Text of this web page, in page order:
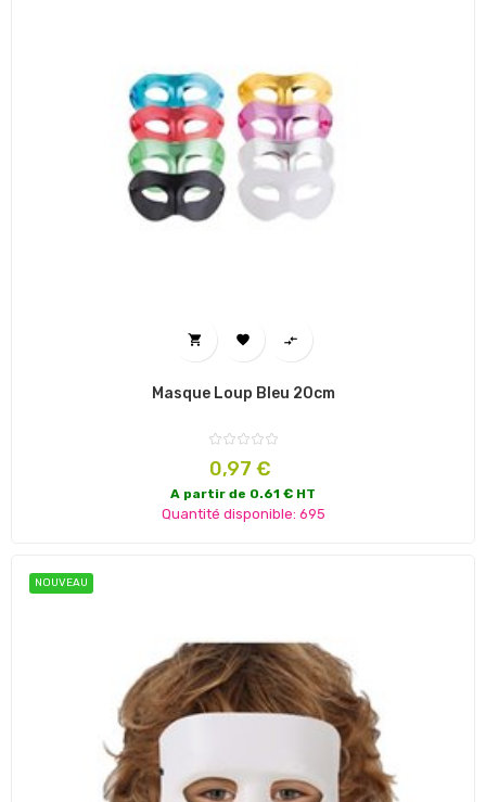
  
Masque Loup Bleu 20cm
Prix
0,97 €
A partir de 0.61 € HT
Quantité disponible: 695
NOUVEAU